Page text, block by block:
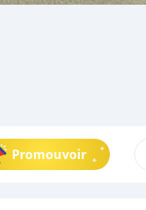
Promouvoir